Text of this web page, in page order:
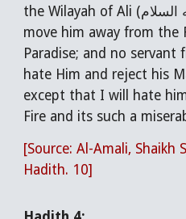
the Wilayah of Ali (عليه السلام) except that I will
move him away from the
Paradise; and no servant
hate Him and reject his
except that I will hate
Fire and its such a
[Source: Al-Amali, Shaikh
Hadith. 10]